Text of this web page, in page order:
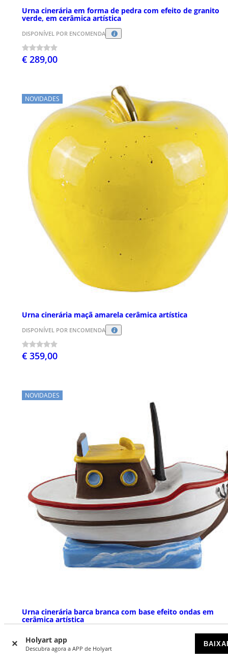
Holyart app
Descubra agora a APP de Holyart
Urna cinerária em forma de pedra com efeito de granito
verde, em cerâmica artística
DISPONÍVEL POR ENCOMENDA
€ 289,00
NOVIDADES
Urna cinerária maçã amarela cerâmica artística
DISPONÍVEL POR ENCOMENDA
€ 359,00
NOVIDADES
Urna cinerária barca branca com base efeito ondas em
cerâmica artística